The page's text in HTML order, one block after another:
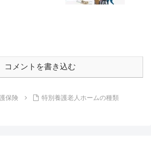
コメントを書き込む
保険 特別養護老人ホームの種類